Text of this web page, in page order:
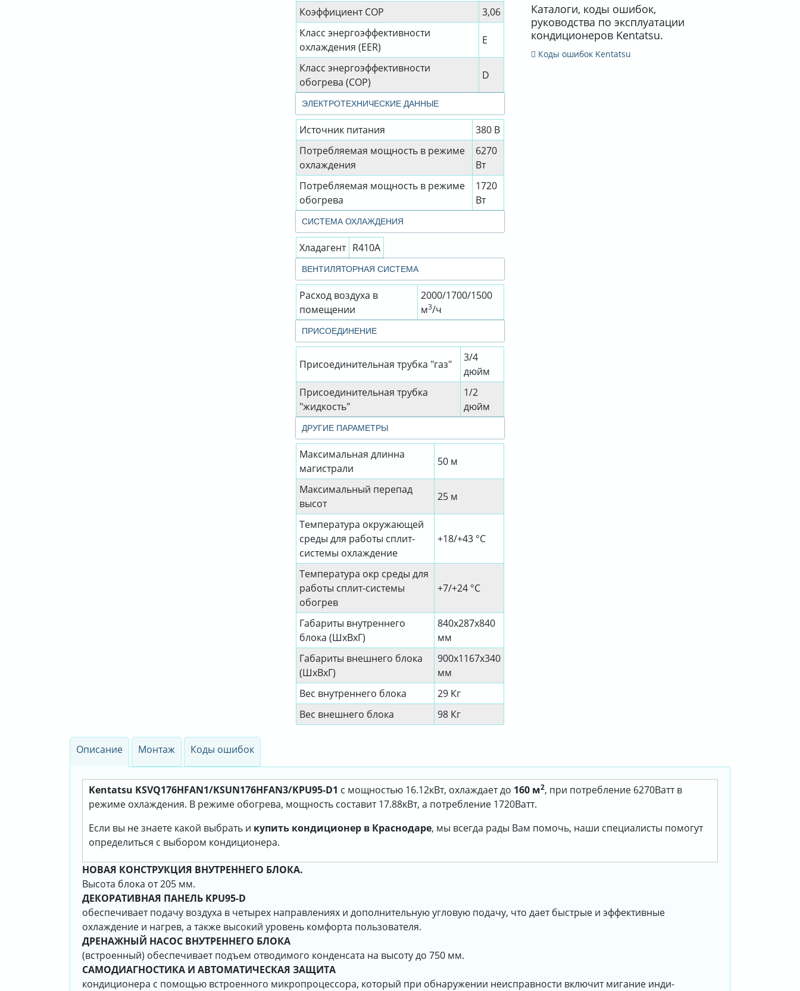
Коэффициент СОР
3,06
Класс энергоэффективности
охлаждения (EER)
E
Класс энергоэффективности
обогрева (COP)
D
ЭЛЕКТРОТЕХНИЧЕСКИЕ ДАННЫЕ
Источник питания
380 В
Потребляемая мощность в режиме
охлаждения
6270
Вт
Потребляемая мощность в режиме
обогрева
1720
Вт
СИСТЕМА ОХЛАЖДЕНИЯ
Хладагент R410A
ВЕНТИЛЯТОРНАЯ СИСТЕМА
Расход воздуха в
помещении
2000/1700/1500
м3/ч
ПРИСОЕДИНЕНИЕ
Присоединительная трубка "газ"
3/4
дюйм
Присоединительная трубка
"жидкость"
1/2
дюйм
ДРУГИЕ ПАРАМЕТРЫ
Максимальная длинна
магистрали
50 м
Максимальный перепад
высот
25 м
Температура окружающей
среды для работы сплит-
системы охлаждение
+18/+43 °C
Температура окр среды для
работы сплит-системы
обогрев
+7/+24 °C
Габариты внутреннего
блока (ШхВхГ)
840x287x840
мм
Габариты внешнего блока
(ШхВхГ)
900x1167x340
мм
Вес внутреннего блока
29 Кг
Вес внешнего блока
98 Кг
Каталоги, коды ошибок,
руководства по эксплуатации
кондиционеров Kentatsu.
Коды ошибок Kentatsu
Описание Монтаж Коды ошибок
Kentatsu KSVQ176HFAN1/KSUN176HFAN3/KPU95-D1 с мощностью 16.12кВт, охлаждает до 160 м2, при потребление 6270Ватт в
режиме охлаждения. В режиме обогрева, мощность составит 17.88кВт, а потребление 1720Ватт.
Если вы не знаете какой выбрать и купить кондиционер в Краснодаре, мы всегда рады Вам помочь, наши специалисты помогут
определиться с выбором кондиционера.
НОВАЯ КОНСТРУКЦИЯ ВНУТРЕННЕГО БЛОКА.
Высота блока от 205 мм.
ДЕКОРАТИВНАЯ ПАНЕЛЬ KPU95-D
обеспечивает подачу воздуха в четырех направлениях и дополнительную угловую подачу, что дает быстрые и эффективные
охлаждение и нагрев, а также высокий уровень комфорта пользователя.
ДРЕНАЖНЫЙ НАСОС ВНУТРЕННЕГО БЛОКА
(встроенный) обеспечивает подъем отводимого конденсата на высоту до 750 мм.
САМОДИАГНОСТИКА И АВТОМАТИЧЕСКАЯ ЗАЩИТА
кондиционера с помощью встроенного микропроцессора, который при обнаружении неисправности включит мигание инди-